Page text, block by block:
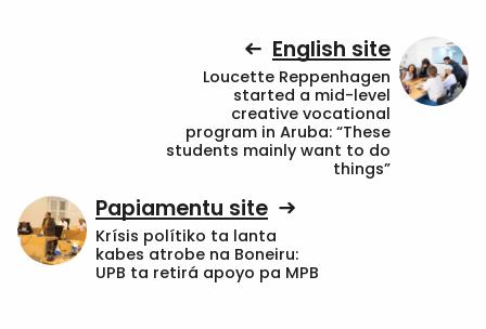
English site
Loucette Reppenhagen
started a mid-level
creative vocational
program in Aruba: “These
students mainly want to do
things”
Papiamentu site
Krísis polítiko ta lanta
kabes atrobe na Boneiru:
UPB ta retirá apoyo pa MPB